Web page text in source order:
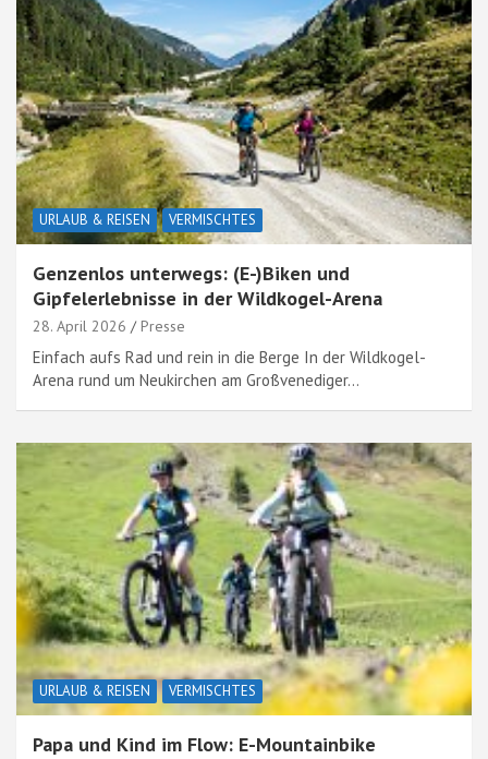
URLAUB & REISEN VERMISCHTES
Genzenlos unterwegs: (E-)Biken und
Gipfelerlebnisse in der Wildkogel-Arena
28. April 2026 Presse
Einfach aufs Rad und rein in die Berge In der Wildkogel-
Arena rund um Neukirchen am Großvenediger…
URLAUB & REISEN VERMISCHTES
Papa und Kind im Flow: E-Mountainbike